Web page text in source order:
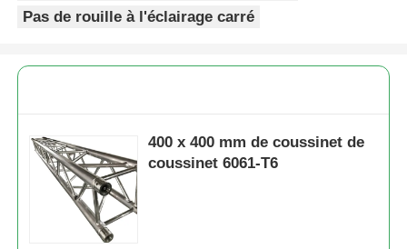
Barricades de la foule
Support d'affichage LED
Casse-vol
Pas de rouille à l'éclairage carré
400 x 400 mm de coussinet de
coussinet 6061-T6